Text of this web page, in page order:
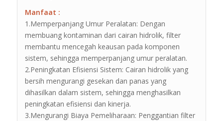
Manfaat :
1.Memperpanjang Umur Peralatan: Dengan
membuang kontaminan dari cairan hidrolik, filter
membantu mencegah keausan pada komponen
sistem, sehingga memperpanjang umur peralatan.
2.Peningkatan Efisiensi Sistem: Cairan hidrolik yang
bersih mengurangi gesekan dan panas yang
dihasilkan dalam sistem, sehingga menghasilkan
peningkatan efisiensi dan kinerja.
3.Mengurangi Biaya Pemeliharaan: Penggantian filter